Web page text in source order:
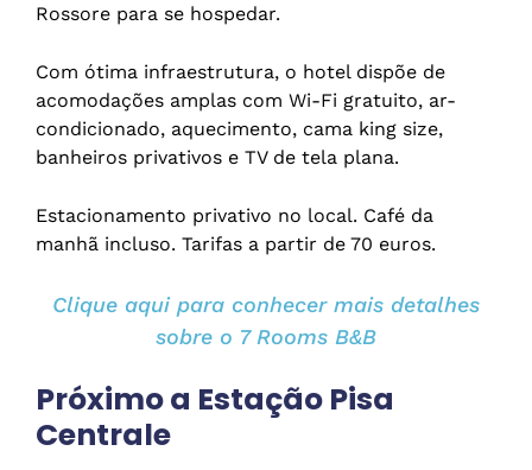
Rossore para se hospedar.
Com ótima infraestrutura, o hotel dispõe de
acomodações amplas com Wi-Fi gratuito, ar-
condicionado, aquecimento, cama king size,
banheiros privativos e TV de tela plana.
Estacionamento privativo no local. Café da
manhã incluso. Tarifas a partir de 70 euros.
Clique aqui para conhecer mais detalhes
sobre o 7 Rooms B&B
Próximo a Estação Pisa
Centrale